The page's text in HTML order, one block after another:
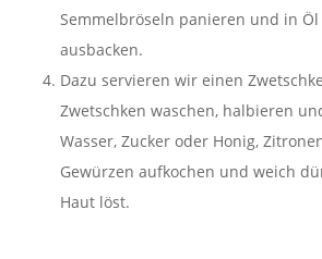
Semmelbröseln panieren und in
ausbacken.
Dazu servieren wir einen
Zwetschken waschen, halbieren
Wasser, Zucker oder Honig,
Gewürzen aufkochen und weich
Haut löst.